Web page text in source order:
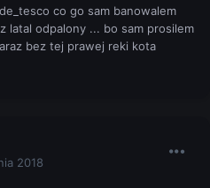
co go sam banowalem
latal odpalony ... bo sam prosilem
bez tej prawej reki kota
2018